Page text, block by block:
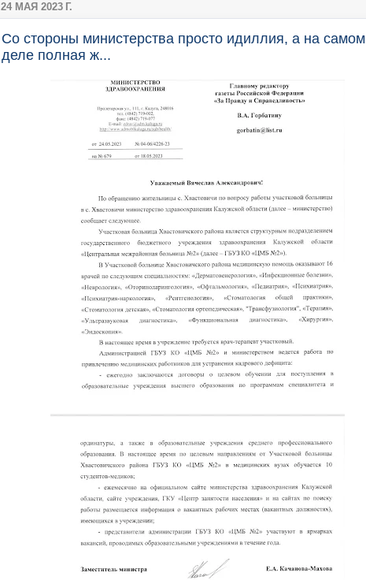
24 МАЯ 2023 Г.
Со стороны министерства просто идиллия, а на самом
деле полная ж...